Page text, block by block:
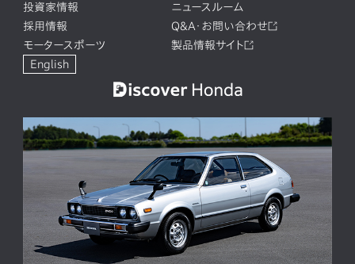
投資家情報
ニュースルーム
採用情報
Q&A・お問い合わせ
モータースポーツ
製品情報サイト
English